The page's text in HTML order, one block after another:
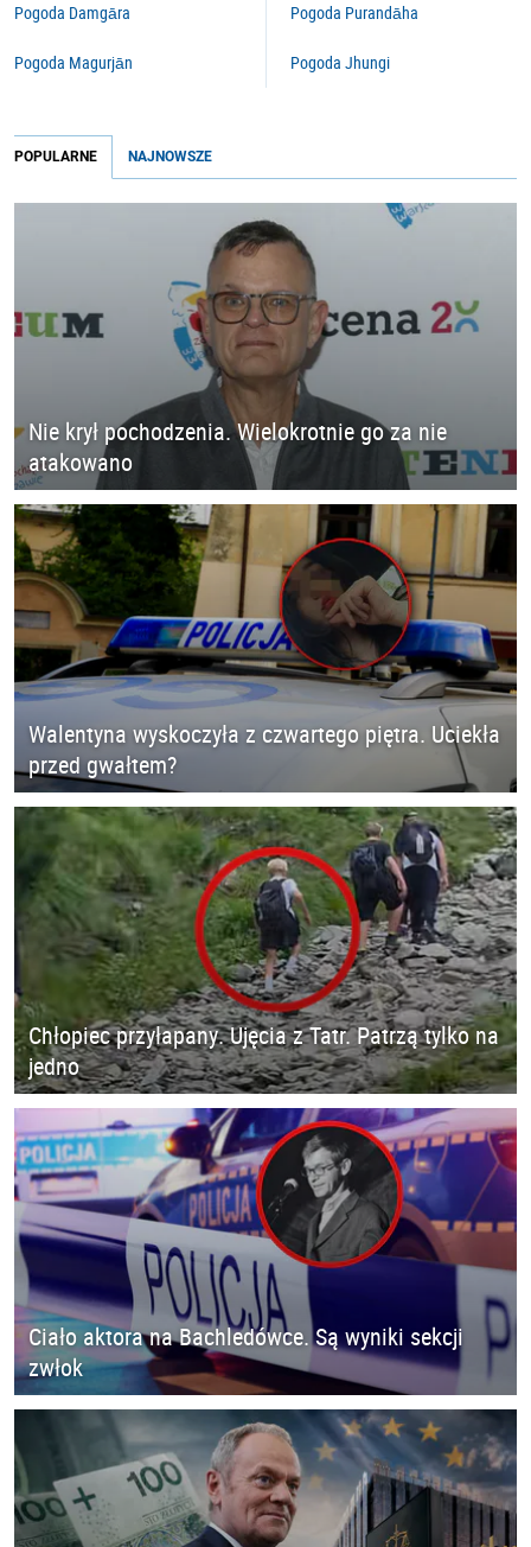
Pogoda Damgāra
Pogoda Magurjān
Pogoda Purandāha
Pogoda Jhungi
POPULARNE NAJNOWSZE
Nie krył pochodzenia. Wielokrotnie go za nie
atakowano
Walentyna wyskoczyła z czwartego piętra. Uciekła
przed gwałtem?
Chłopiec przyłapany. Ujęcia z Tatr. Patrzą tylko na
jedno
Ciało aktora na Bachledówce. Są wyniki sekcji
zwłok